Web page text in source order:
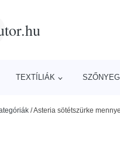
TEXTÍLIÁK
/Asteria sötétszürke